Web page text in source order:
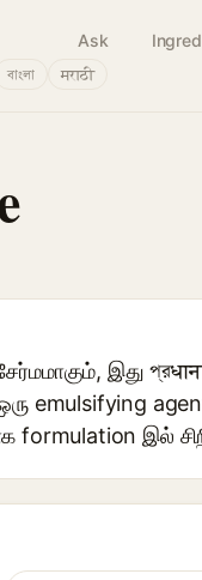
Ask
বাংলা मराठी
இது
emulsifying
formulation இல்